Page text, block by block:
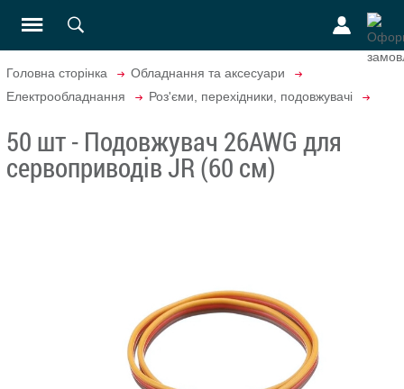
Головна сторінка
Обладнання та аксесуари
Електрообладнання
Роз'єми, перехідники, подовжувачі
50 шт - Подовжувач 26AWG для
сервоприводів JR (60 см)